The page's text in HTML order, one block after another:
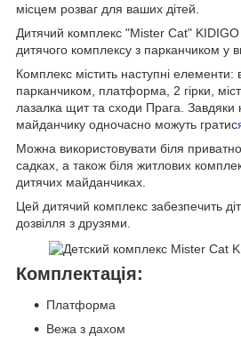
місцем розваг для ваших дітей.
Дитячий комплекс "Mister Cat"
дитячого комплексу з парканчиком у
Комплекс містить наступні елементи:
парканчиком, платформа, 2 гірки,
лазалка щит та сходи Прага. Завдяки
майданчику одночасно можуть гратис
Можна використовувати біля
садках, а також біля житлових
дитячих майданчиках.
Цей дитячий комплекс забезпечить
дозвілля з друзями.
Комплектація:
Платформа
Вежа з дахом